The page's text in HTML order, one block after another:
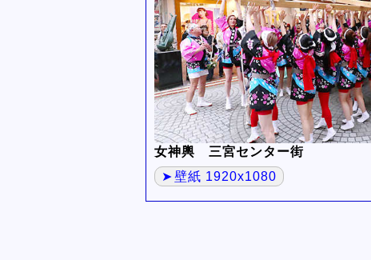
女神輿 三宮センター街
壁紙 1920x1080